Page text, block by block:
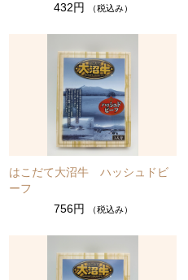
432円
（税込み）
はこだて大沼牛 ハッシュドビ
ーフ
756円
（税込み）